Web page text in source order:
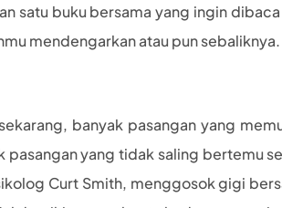
satu buku bersama yang ingin
mendengarkan atau pun
banyak pasangan yang
pasangan yang tidak saling bertemu
Curt Smith, menggosok gigi